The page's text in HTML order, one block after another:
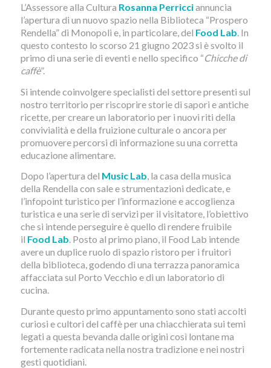
L’Assessore alla Cultura Rosanna Perricciannuncia
l’apertura di un nuovo spazio nella Biblioteca “Prospero
Rendella” di Monopoli e, in particolare, del Food Lab. In
questo contesto lo scorso 21 giugno 2023 si è svolto il
primo di una serie di eventi e nello specifico “Chicche di
caffè”.
Si intende coinvolgere specialisti del settore presenti sul
nostro territorio per riscoprire storie di sapori e antiche
ricette, per creare un laboratorio per i nuovi riti della
convivialità e della fruizione culturale o ancora per
promuovere percorsi di informazione su una corretta
educazione alimentare.
Dopo l’apertura del Music Lab, la casa della musica
della Rendella con sale e strumentazioni dedicate, e
l’infopoint turistico per l’informazione e accoglienza
turistica e una serie di servizi per il visitatore, l’obiettivo
che si intende perseguire è quello di rendere fruibile
il Food Lab. Posto al primo piano, il Food Lab intende
avere un duplice ruolo di spazio ristoro per i fruitori
della biblioteca, godendo di una terrazza panoramica
affacciata sul Porto Vecchio e di un laboratorio di
cucina.
Durante questo primo appuntamento sono stati accolti
curiosi e cultori del caffè per una chiacchierata sui temi
legati a questa bevanda dalle origini così lontane ma
fortemente radicata nella nostra tradizione e nei nostri
gesti quotidiani.